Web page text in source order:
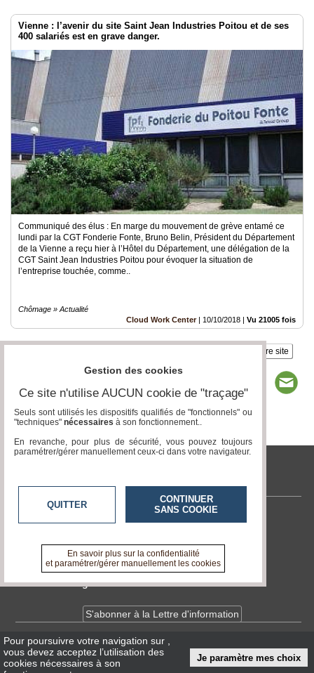
Vienne : l’avenir du site Saint Jean Industries Poitou et de ses
400 salariés est en grave danger.
Communiqué des élus : En marge du mouvement de grève entamé ce
lundi par la CGT Fonderie Fonte, Bruno Belin, Président du Département
de la Vienne a reçu hier à l’Hôtel du Département, une délégation de la
CGT Saint Jean Industries Poitou pour évoquer la situation de
l’entreprise touchée, comme..
Chômage » Actualité
Cloud Work Center| 10/10/2018 | Vu 21005 fois
Insérez sur votre site
tvlocale.fr
Contactez-nous
A propos de tvlocale.fr
Devenir délégué
S'abonner à la Lettre d'information
InfosCNIL/RGPD
Conditions Générales d'Utilisation
Pour poursuivre votre navigation sur
vous devez acceptez l’utilisation des
cookies nécessaires à son
Je paramètre mes choix
Gestion des cookies
Ce site n'utilise AUCUN cookie de "traçage"
Seuls sont utilisés les dispositifs qualifiés de "fonctionnels" ou
"techniques" nécessaires à son fonctionnement..
En revanche, pour plus de sécurité, vous pouvez toujours
paramétrer/gérer manuellement ceux-ci dans votre navigateur.
QUITTER
CONTINUER
SANS COOKIE
En savoir plus sur la confidentialité
et paramétrer/gérer manuellement les cookies